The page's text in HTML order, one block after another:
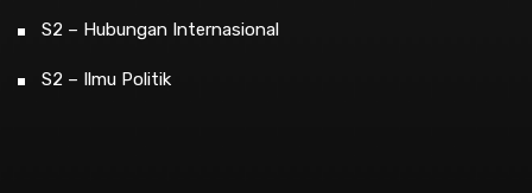
S2 – Hubungan Internasional
S2 – Ilmu Politik